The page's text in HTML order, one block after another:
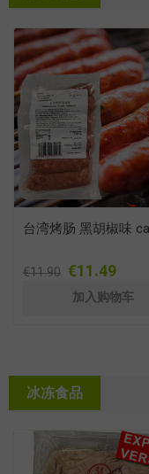
台湾烤肠 黑胡椒味
€11.90 €11.49
冰冻食品